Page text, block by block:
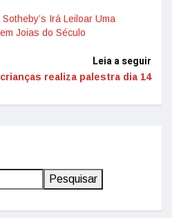
Irá Leiloar Uma
Joias do Século
Leia a seguir
realiza palestra dia 14
Pesquisar